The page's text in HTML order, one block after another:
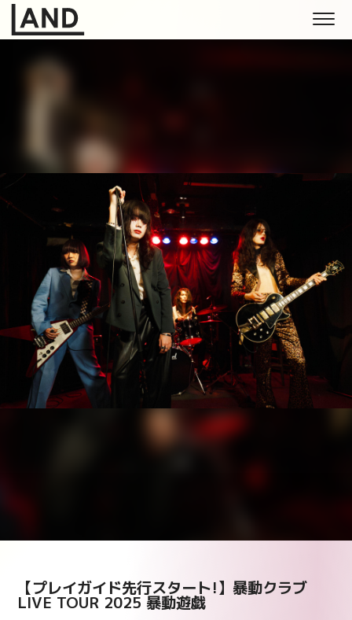
【プレイガイド先行スタート!】暴動クラブ
LIVE TOUR 2025 暴動遊戯